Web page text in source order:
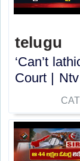
telugu
‘Can’t
Court |